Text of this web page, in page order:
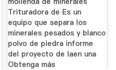
Trituradora de Es un
equipo que separa los
minerales pesados y blanco
polvo de piedra informe
del proyecto de laen una
Obtenga más